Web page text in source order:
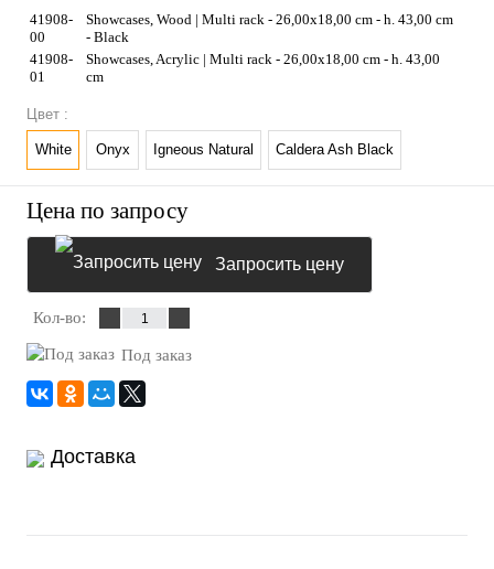
41908-
00
Showcases, Wood | Multi rack - 26,00x18,00 cm - h. 43,00 cm
- Black
41908-
01
Showcases, Acrylic | Multi rack - 26,00x18,00 cm - h. 43,00
cm
Цвет :
White Onyx Igneous Natural Caldera Ash Black
Цена по запросу
Запросить цену
Кол-во:
Под заказ
Доставка